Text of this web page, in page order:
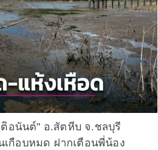
ติอนันต์" อ.สัตหีบ จ.ชลบุรี
กือบหมด ฝากเตือนพี่น้อง